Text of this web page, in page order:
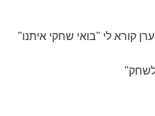
קורא לי "בואי שחקי איתנו"
לשחק"